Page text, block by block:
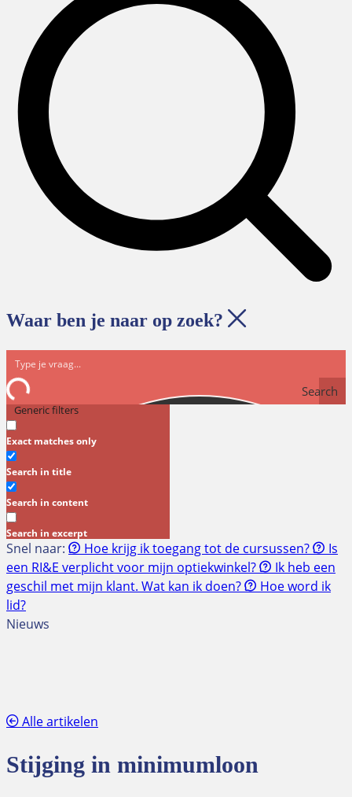
Waar ben je naar op zoek?
Search
Generic filters
Exact matches only
Search in title
Search in content
Search in excerpt
Snel naar: Hoe krijg ik toegang tot de cursussen?
Is
een RI&E verplicht voor mijn optiekwinkel?
Ik heb een
geschil met mijn klant. Wat kan ik doen?
Hoe word ik
lid?
Nieuws
Alle artikelen
Stijging in minimumloon